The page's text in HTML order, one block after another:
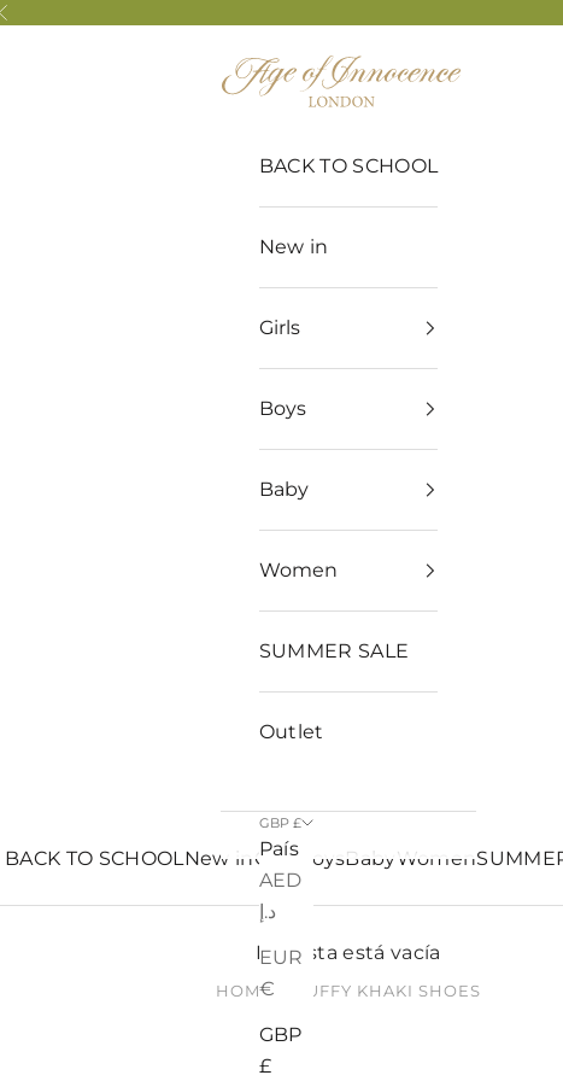
Anterior
Age of Innocence
BACK TO SCHOOLNew inGirlsBoysBaby Women
BACK TO SCHOOL
New in
Girls
Boys
Baby
Women
SUMMER SALE
Outlet
GBP £
País
AED
د.إ
EUR
€
GBP
£
La cesta está vacía
HOME BUFFY KHAKI SHOES